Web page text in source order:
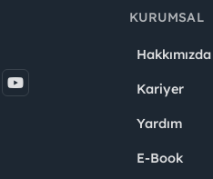
KURUMSAL
Hakkımızda
Kariyer
Yardım
E-Book